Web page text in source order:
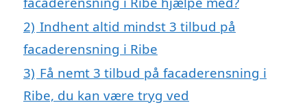
2) Indhent altid mindst 3 tilbud på
facaderensning i Ribe
3) Få nemt 3 tilbud på facaderensning i
Ribe, du kan være tryg ved